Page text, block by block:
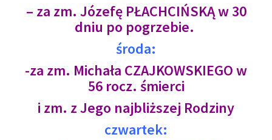
– za zm. Józefę PŁACHCIŃSKĄ w 30
dniu po pogrzebie.
środa:
-za zm. Michała CZAJKOWSKIEGO w
56 rocz. śmierci
i zm. z Jego najbliższej Rodziny
czwartek: